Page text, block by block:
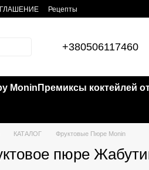
Рецепты
+380506117460
Monin Премиксы коктейлей
КАТАЛОГ Фруктовые Пюре Monin
пюре